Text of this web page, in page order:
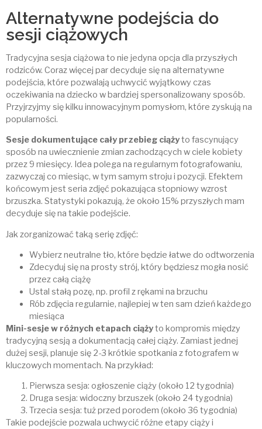
Alternatywne podejścia do
sesji ciążowych
Tradycyjna sesja ciążowa to nie jedyna opcja dla przyszłych
rodziców. Coraz więcej par decyduje się na alternatywne
podejścia, które pozwalają uchwycić wyjątkowy czas
oczekiwania na dziecko w bardziej spersonalizowany sposób.
Przyjrzyjmy się kilku innowacyjnym pomysłom, które zyskują na
popularności.
Sesje dokumentujące cały przebieg ciążyto fascynujący
sposób na uwiecznienie zmian zachodzących w ciele kobiety
przez 9 miesięcy. Idea polega na regularnym fotografowaniu,
zazwyczaj co miesiąc, w tym samym stroju i pozycji. Efektem
końcowym jest seria zdjęć pokazująca stopniowy wzrost
brzuszka. Statystyki pokazują, że około 15% przyszłych mam
decyduje się na takie podejście.
Jak zorganizować taką serię zdjęć:
Wybierz neutralne tło, które będzie łatwe do odtworzenia
Zdecyduj się na prosty strój, który będziesz mogła nosić
przez całą ciążę
Ustal stałą pozę, np. profil z rękami na brzuchu
Rób zdjęcia regularnie, najlepiej w ten sam dzień każdego
miesiąca
Mini-sesje w różnych etapach ciążyto kompromis między
tradycyjną sesją a dokumentacją całej ciąży. Zamiast jednej
dużej sesji, planuje się 2-3 krótkie spotkania z fotografem w
kluczowych momentach. Na przykład:
Pierwsza sesja: ogłoszenie ciąży (około 12 tygodnia)
Druga sesja: widoczny brzuszek (około 24 tygodnia)
Trzecia sesja: tuż przed porodem (około 36 tygodnia)
Takie podejście pozwala uchwycić różne etapy ciąży i